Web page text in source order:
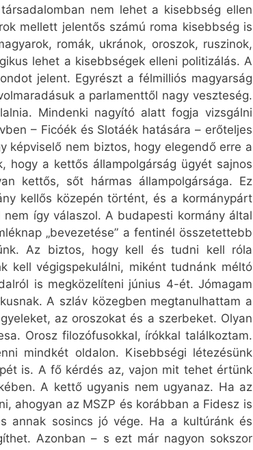
nem lehet a kisebbség ellen
mellett jelentős számú roma kisebbség is
romák, ukránok, oroszok, ruszinok,
lehet a kisebbségek elleni politizálás. A
jelent. Egyrészt a félmilliós magyarság
a parlamenttől nagy veszteség.
Mindenki nagyító alatt fogja vizsgálni
– Ficóék és Slotáék hatására – erőteljes
képviselő nem biztos, hogy elegendő erre a
hogy a kettős állampolgárság ügyét sajnos
kettős, sőt hármas állampolgársága. Ez
kellős közepén történt, és a kormánypárt
így válaszol. A budapesti kormány által
„bevezetése” a fentinél összetettebb
Az biztos, hogy kell és tudni kell róla
kell végigspekulálni, miként tudnánk méltó
is megközelíteni június 4-ét. Jómagam
A szláv közegben megtanulhattam a
az oroszokat és a szerbeket. Olyan
Orosz filozófusokkal, írókkal találkoztam.
mindkét oldalon. Kisebbségi létezésünk
is. A fő kérdés az, vajon mit tehet értünk
A kettő ugyanis nem ugyanaz. Ha az
ahogyan az MSZP és korábban a Fidesz is
annak sosincs jó vége. Ha a kultúránk és
Azonban – s ezt már nagyon sokszor